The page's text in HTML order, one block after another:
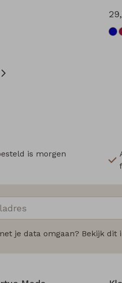
is morgen
je data omgaan? Bekijk dit